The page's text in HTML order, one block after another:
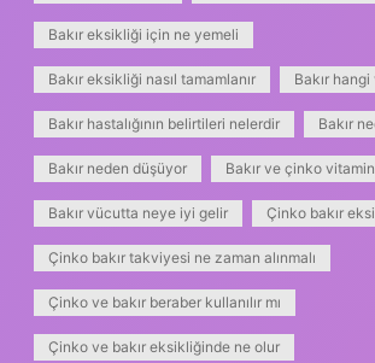
Bakır eksikliği için ne yemeli
Bakır eksikliği nasıl tamamlanır Bakır
Bakır hastalığının belirtileri nelerdir Bakır
Bakır neden düşüyor Bakır ve çinko
Bakır vücutta neye iyi gelir Çinko bakır
Çinko bakır takviyesi ne zaman alınmalı
Çinko ve bakır beraber kullanılır mı
Çinko ve bakır eksikliğinde ne olur